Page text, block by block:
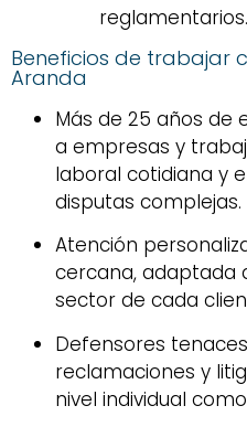
reglamentarios.
Beneficios de trabajar
Aranda
Más de 25 años de
a empresas y
laboral cotidiana y
disputas complejas.
Atención
cercana, adaptada
sector de cada
Defensores
reclamaciones y
nivel individual